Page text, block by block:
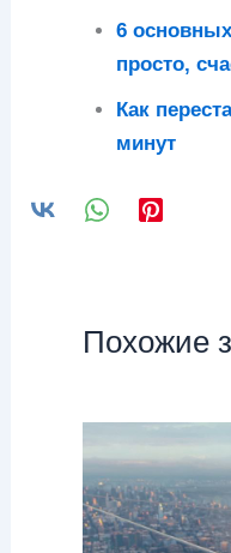
6
просто,
Как
минут
Похожие